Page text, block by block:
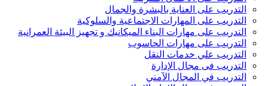
التدريب على العناية بالبشرة والجمال
التدريب على المهارات الاجتماعية والسلوكية
التدريب على مهارات البناء الميكانيك و تجهيز البيئة العمرانية
التدريب على مهارات الحاسوب
التدريب علي خدمات النقل
التدريب فى مجال الإدارة
التدريب في المجال الآمني